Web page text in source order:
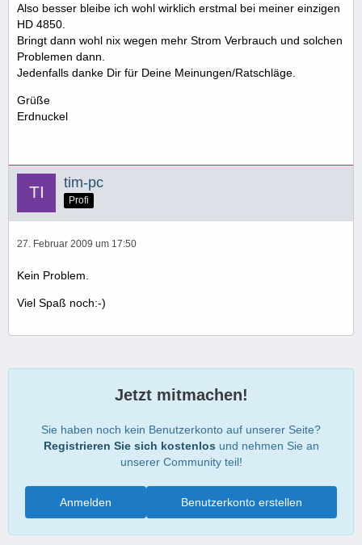
Also besser bleibe ich wohl wirklich erstmal bei meiner einzigen
HD 4850.
Bringt dann wohl nix wegen mehr Strom Verbrauch und solchen
Problemen dann.
Jedenfalls danke Dir für Deine Meinungen/Ratschläge.
Grüße
Erdnuckel
tim-pc
Profi
27. Februar 2009 um 17:50
Kein Problem.
Viel Spaß noch:-)
Jetzt mitmachen!
Sie haben noch kein Benutzerkonto auf unserer Seite?
Registrieren Sie sich kostenlos und nehmen Sie an
unserer Community teil!
Benutzerkonto erstellen
Anmelden